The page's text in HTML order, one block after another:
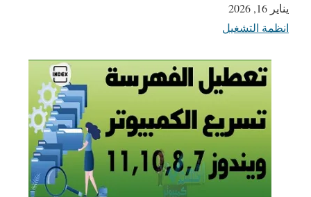
التاريخ
يناير 16, 2026
في ما يتعلق بما يأتي
انظمة التشغيل